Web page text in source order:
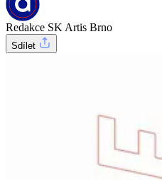
Redakce SK Artis Brno
Sdílet